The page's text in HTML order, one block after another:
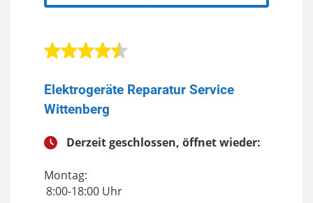
Elektrogeräte Reparatur Service
Wittenberg
Derzeit geschlossen, öffnet wieder:
Montag:
8:00-18:00 Uhr